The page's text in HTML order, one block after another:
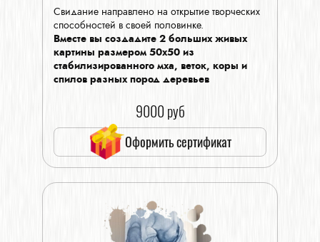
Свидание направлено на открытие творческих
способностей в своей половинке.
Вместе вы создадите 2 больших живых
картины размером 50х50 из
стабилизированного мха, веток, коры и
спилов разных пород деревьев
9000 руб
Оформить сертификат